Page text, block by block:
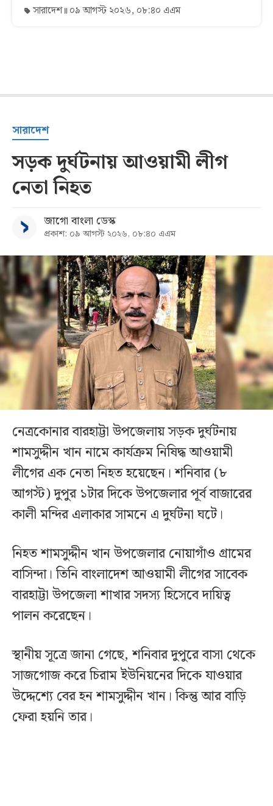
সারাদেশ ০৯ আগস্ট ২০২৬, ০৮:৪০ এএম
সারাদেশ
সড়ক দুর্ঘটনায় আওয়ামী লীগ
নেতা নিহত
জাগো বাংলা ডেস্ক
প্রকাশ: ০৯ আগস্ট ২০২৬, ০৮:৪০ এএম
নেত্রকোনার বারহাট্টা উপজেলায় সড়ক দুর্ঘটনায়
শামসুদ্দীন খান নামে কার্যক্রম নিষিদ্ধ আওয়ামী
লীগের এক নেতা নিহত হয়েছেন। শনিবার (৮
আগস্ট) দুপুর ১টার দিকে উপজেলার পূর্ব বাজারের
কালী মন্দির এলাকার সামনে এ দুর্ঘটনা ঘটে।
নিহত শামসুদ্দীন খান উপজেলার নোয়াগাঁও গ্রামের
বাসিন্দা। তিনি বাংলাদেশ আওয়ামী লীগের সাবেক
বারহাট্টা উপজেলা শাখার সদস্য হিসেবে দায়িত্ব
পালন করেছেন।
স্থানীয় সূত্রে জানা গেছে, শনিবার দুপুরে বাসা থেকে
সাজগোজ করে চিরাম ইউনিয়নের দিকে যাওয়ার
উদ্দেশ্যে বের হন শামসুদ্দীন খান। কিন্তু আর বাড়ি
ফেরা হয়নি তার।